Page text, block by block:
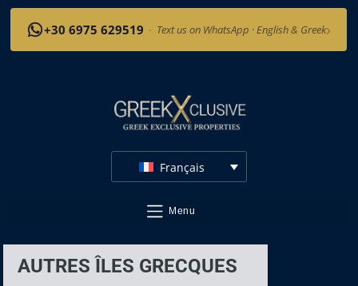
+30 6975 629519 · Text us on WhatsApp · English & Greek›
Français
Menu
AUTRES ÎLES GRECQUES